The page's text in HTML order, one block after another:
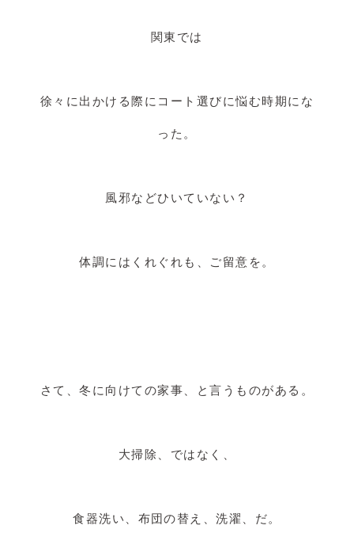
関東では
徐々に出かける際にコート選びに悩む時期にな
った。
風邪などひいていない？
体調にはくれぐれも、ご留意を。
さて、冬に向けての家事、と言うものがある。
大掃除、ではなく、
食器洗い、布団の替え、洗濯、だ。